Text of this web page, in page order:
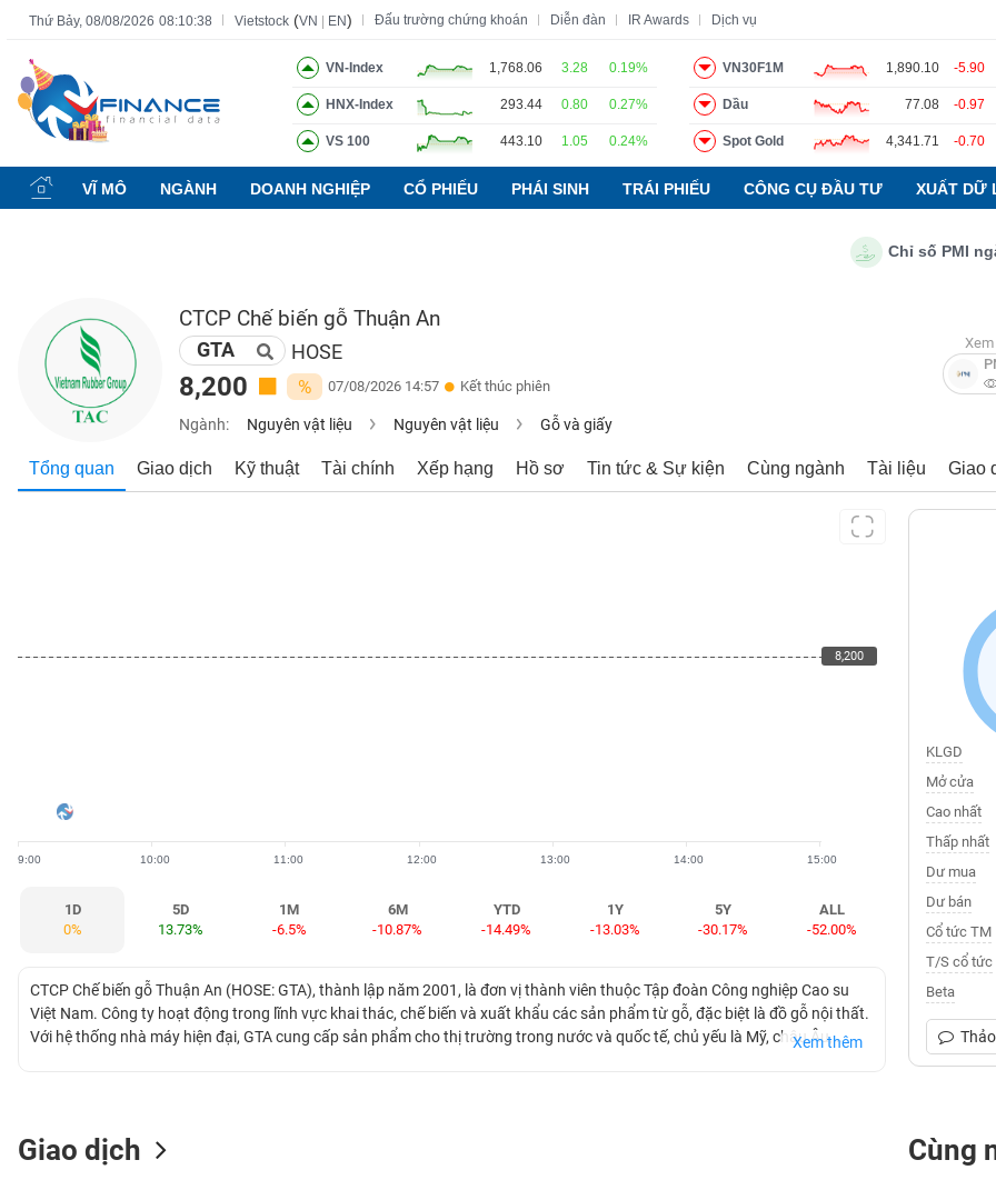
Thứ Bảy, 08/08/2026 08:10:39 Vietstock (VN EN) Đấu trường chứng khoán Diễn đàn IR Awards Dịch vụ
VN-Index 1,768.06 3.28 0.19%
HNX-Index 293.44 0.80 0.27%
VS 100 443.10 1.05 0.24%
VN30F1M 1,890.10 -5.90
Dầu 77.08 -0.97
Spot Gold 4,341.71 -0.70
VĨ MÔ NGÀNH DOANH NGHIỆP CỔ PHIẾU PHÁI SINH TRÁI PHIẾU CÔNG CỤ ĐẦU TƯ XUẤT DỮ
Chỉ số PMI ngành
CTCP Chế biến gỗ Thuận An
GTA HOSE
8,200 % 07/08/2026 14:57 Kết thúc phiên
Ngành: Nguyên vật liệu Nguyên vật liệu Gỗ và giấy
Tổng quan Giao dịch Kỹ thuật Tài chính Xếp hạng Hồ sơ Tin tức & Sự kiện Cùng ngành Tài liệu Giao
8,200
9:00 10:00 11:00 12:00 13:00 14:00 15:00
8,200
1D
0%
5D
13.73%
1M
-6.5%
6M
-10.87%
YTD
-14.49%
1Y
-13.03%
5Y
-30.17%
ALL
-52.00%
CTCP Chế biến gỗ Thuận An (HOSE: GTA), thành lập năm 2001, là đơn vị thành viên thuộc Tập đoàn Công nghiệp Cao su
Việt Nam. Công ty hoạt động trong lĩnh vực khai thác, chế biến và xuất khẩu các sản phẩm từ gỗ, đặc biệt là đồ gỗ nội thất.
Với hệ thống nhà máy hiện đại, GTA cung cấp sản phẩm cho thị trường trong nước và quốc tế, chủ yếu là Mỹ, châu Âu,
Xem thêm
KLGD
Mở cửa
Cao nhất
Thấp nhất
Dư mua
Dư bán
Cổ tức TM
T/S cổ tức
Beta
Giao dịch Cùng
Tất cả Tính năng Ngành Mã chứng khoán Lãnh đạo Báo cáo phân tích Thuật ngữ
Tính
năng
(-)
CHỨNG
KHOÁN
NGHIỆP
GIỚI